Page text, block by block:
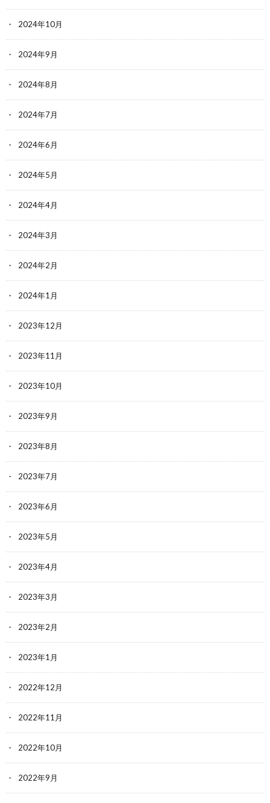
2024年10月
2024年9月
2024年8月
2024年7月
2024年6月
2024年5月
2024年4月
2024年3月
2024年2月
2024年1月
2023年12月
2023年11月
2023年10月
2023年9月
2023年8月
2023年7月
2023年6月
2023年5月
2023年4月
2023年3月
2023年2月
2023年1月
2022年12月
2022年11月
2022年10月
2022年9月